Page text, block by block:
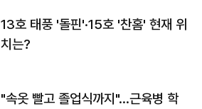
13호 태풍 '돌핀'·15호 '찬홈' 현재 위
치는?
"속옷 빨고 졸업식까지"…근육병 학